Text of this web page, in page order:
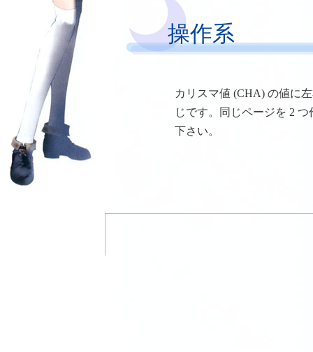
操作系
カリスマ値 (CHA) の値に
じです。同じページを 2
下さい。